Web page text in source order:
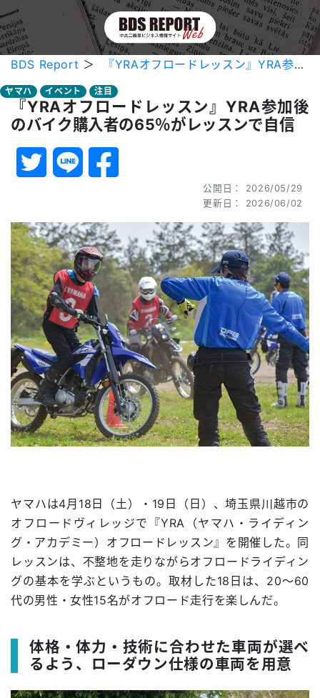
BDS Report ＞ 『YRAオフロードレッスン』YRA参加後のバイク購入者の65％がレッスンで自信
ヤマハ イベント 注目
『YRAオフロードレッスン』YRA参加後
のバイク購入者の65％がレッスンで自信
公開日： 2026/05/29
更新日： 2026/06/02
ヤマハは4月18日（土）・19日（日）、埼玉県川越市の
オフロードヴィレッジで『YRA（ヤマハ・ライディン
グ・アカデミー）オフロードレッスン』を開催した。同
レッスンは、不整地を走りながらオフロードライディン
グの基本を学ぶというもの。取材した18日は、20〜60
代の男性・女性15名がオフロード走行を楽しんだ。
体格・体力・技術に合わせた車両が選べ
るよう、ローダウン仕様の車両を用意